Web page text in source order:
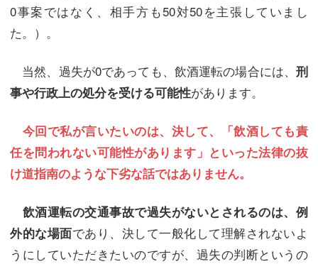
0事案ではなく、相手方も50対50を主張していまし
た。）。
当然、過失が0であっても、飲酒運転の場合には、 刑
事や行政上の処分を受ける可能性があります。
今回で私が言いたいのは、決して、「飲酒しても責
任を問われない可能性があります」といった法律の抜
け道指南のような下劣な話ではありません。
飲酒運転の交通事故で過失がないとされるのは、例
外的な場面であり、決して一般化して理解されないよ
うにしていただきたいのですが、過失の判断というの